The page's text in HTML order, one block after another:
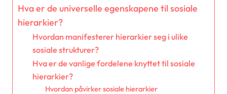
Hva er de universelle egenskapene til sosiale
hierarkier?
Hvordan manifesterer hierarkier seg i ulike
sosiale strukturer?
Hva er de vanlige fordelene knyttet til sosiale
hierarkier?
Hvordan påvirker sosiale hierarkier